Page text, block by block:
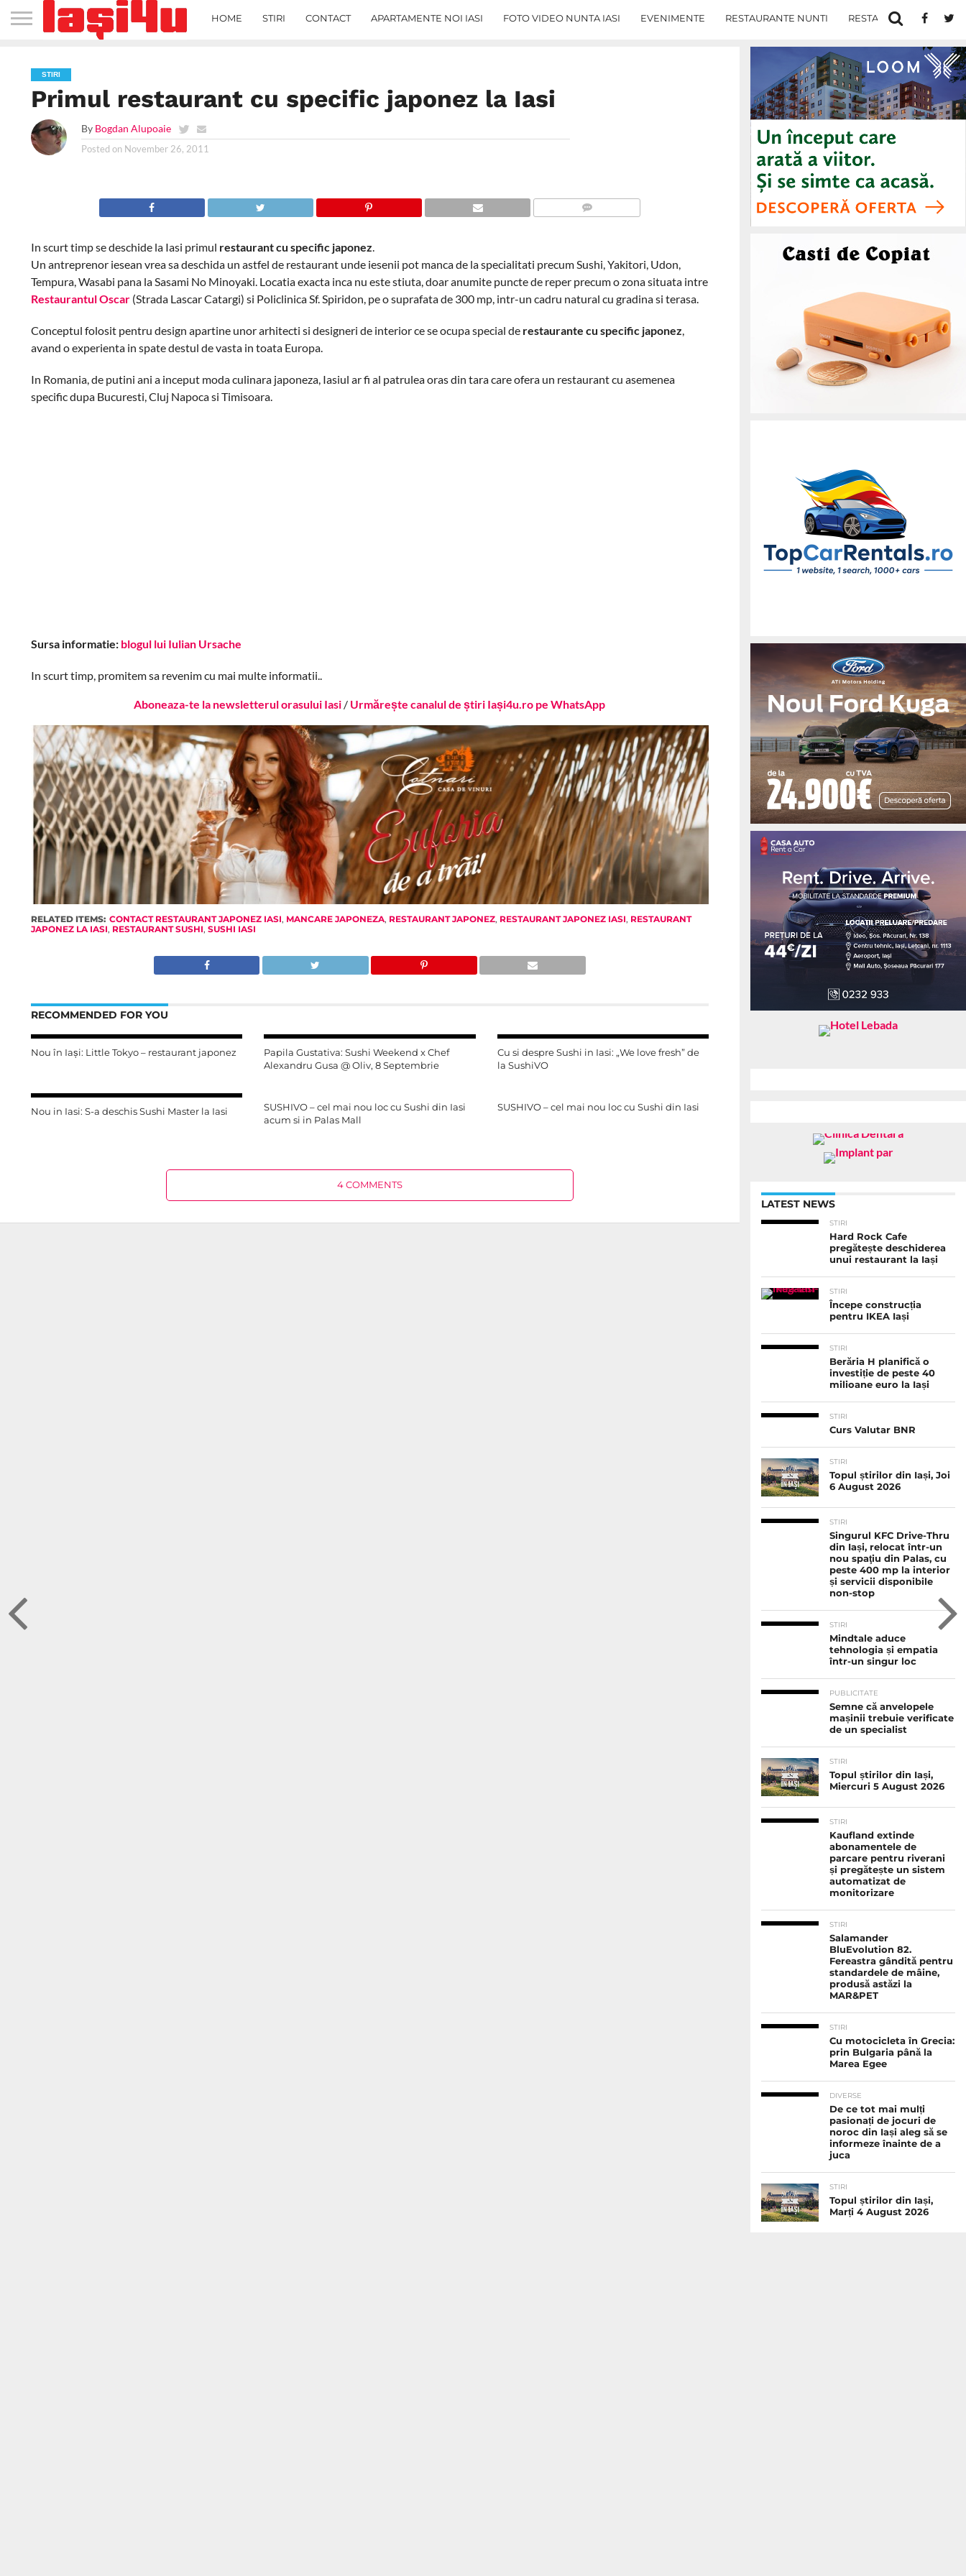
HOME STIRI CONTACT APARTAMENTE NOI IASI FOTO VIDEO NUNTA IASI EVENIMENTE RESTAURANTE NUNTI RESTAURANTE IN IASI
STIRI
Primul restaurant cu specific japonez la Iasi
By Bogdan Alupoaie
Posted on November 26, 2011
In scurt timp se deschide la Iasi primul restaurant cu specific japonez.
Un antreprenor iesean vrea sa deschida un astfel de restaurant unde iesenii pot manca de la specialitati precum Sushi, Yakitori, Udon,
Tempura, Wasabi pana la Sasami No Minoyaki. Locatia exacta inca nu este stiuta, doar anumite puncte de reper precum o zona situata intre
Restaurantul Oscar(Strada Lascar Catargi) si Policlinica Sf. Spiridon, pe o suprafata de 300 mp, intr-un cadru natural cu gradina si terasa.
Conceptul folosit pentru design apartine unor arhitecti si designeri de interior ce se ocupa special de restaurante cu specific japonez,
avand o experienta in spate destul de vasta in toata Europa.
In Romania, de putini ani a inceput moda culinara japoneza, Iasiul ar fi al patrulea oras din tara care ofera un restaurant cu asemenea
specific dupa Bucuresti, Cluj Napoca si Timisoara.
Sursa informatie: blogul lui Iulian Ursache
In scurt timp, promitem sa revenim cu mai multe informatii..
Aboneaza-te la newsletterul orasului Iasi / Urmărește canalul de știri Iași4u.ro pe WhatsApp
RELATED ITEMS: CONTACT RESTAURANT JAPONEZ IASI, MANCARE JAPONEZA, RESTAURANT JAPONEZ, RESTAURANT JAPONEZ IASI, RESTAURANT
JAPONEZ LA IASI, RESTAURANT SUSHI, SUSHI IASI
RECOMMENDED FOR YOU
Nou în Iași: Little Tokyo – restaurant japonez
Papila Gustativa: Sushi Weekend x Chef
Alexandru Gusa @ Oliv, 8 Septembrie
Cu si despre Sushi in Iasi: „We love fresh” de
la SushiVO
Nou in Iasi: S-a deschis Sushi Master la Iasi
SUSHIVO – cel mai nou loc cu Sushi din Iasi
acum si in Palas Mall
SUSHIVO – cel mai nou loc cu Sushi din Iasi
4 COMMENTS
LATEST NEWS
STIRI
Hard Rock Cafe
pregătește deschiderea
unui restaurant la Iași
STIRI
Începe construcția
pentru IKEA Iași
STIRI
Berăria H planifică o
investiție de peste 40
milioane euro la Iași
STIRI
Curs Valutar BNR
STIRI
Topul știrilor din Iași, Joi
6 August 2026
STIRI
Singurul KFC Drive-Thru
din Iași, relocat într-un
nou spaţiu din Palas, cu
peste 400 mp la interior
și servicii disponibile
non-stop
STIRI
Mindtale aduce
tehnologia și empatia
într-un singur loc
PUBLICITATE
Semne că anvelopele
mașinii trebuie verificate
de un specialist
STIRI
Topul știrilor din Iași,
Miercuri 5 August 2026
STIRI
Kaufland extinde
abonamentele de
parcare pentru riverani
și pregătește un sistem
automatizat de
monitorizare
STIRI
Salamander
BluEvolution 82.
Fereastra gândită pentru
standardele de mâine,
produsă astăzi la
MAR&PET
STIRI
Cu motocicleta în Grecia:
prin Bulgaria până la
Marea Egee
DIVERSE
De ce tot mai mulți
pasionați de jocuri de
noroc din Iași aleg să se
informeze înainte de a
juca
STIRI
Topul știrilor din Iași,
Marți 4 August 2026